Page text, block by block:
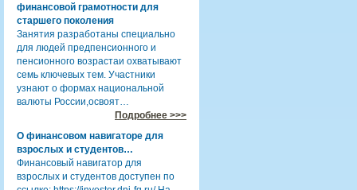
финансовой грамотности для
старшего поколения
Занятия разработаны специально
для людей предпенсионного и
пенсионного возрастаи охватывают
семь ключевых тем. Участники
узнают о формах национальной
валюты России,освоят…
Подробнее >>>
О финансовом навигаторе для
взрослых и студентов…
Финансовый навигатор для
взрослых и студентов доступен по